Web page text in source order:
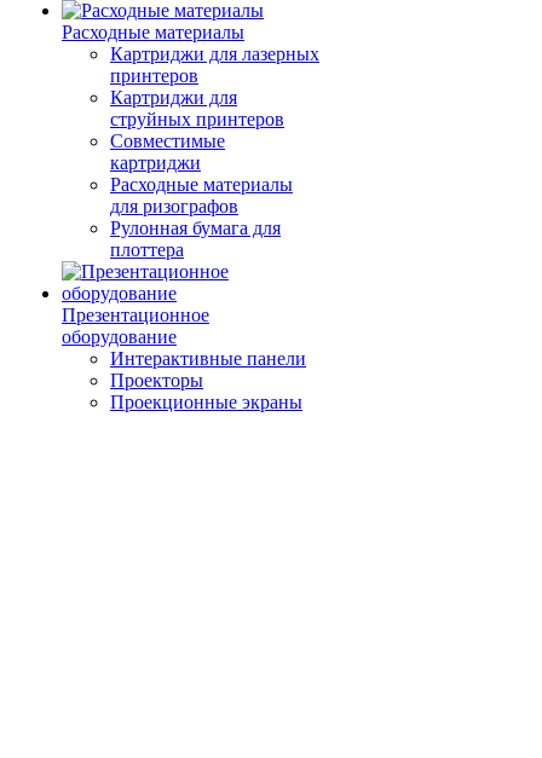
Расходные материалы
Картриджи для лазерных
принтеров
Картриджи для
струйных принтеров
Совместимые
картриджи
Расходные материалы
для ризографов
Рулонная бумага для
плоттера
Презентационное
оборудование
Интерактивные панели
Проекторы
Проекционные экраны